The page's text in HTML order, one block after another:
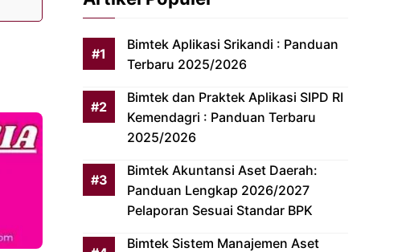
Bimtek Aplikasi Srikandi : Panduan
Terbaru 2025/2026
Bimtek dan Praktek Aplikasi SIPD RI
Kemendagri : Panduan Terbaru
2025/2026
Bimtek Akuntansi Aset Daerah:
Panduan Lengkap 2026/2027
Pelaporan Sesuai Standar BPK
Bimtek Sistem Manajemen Aset